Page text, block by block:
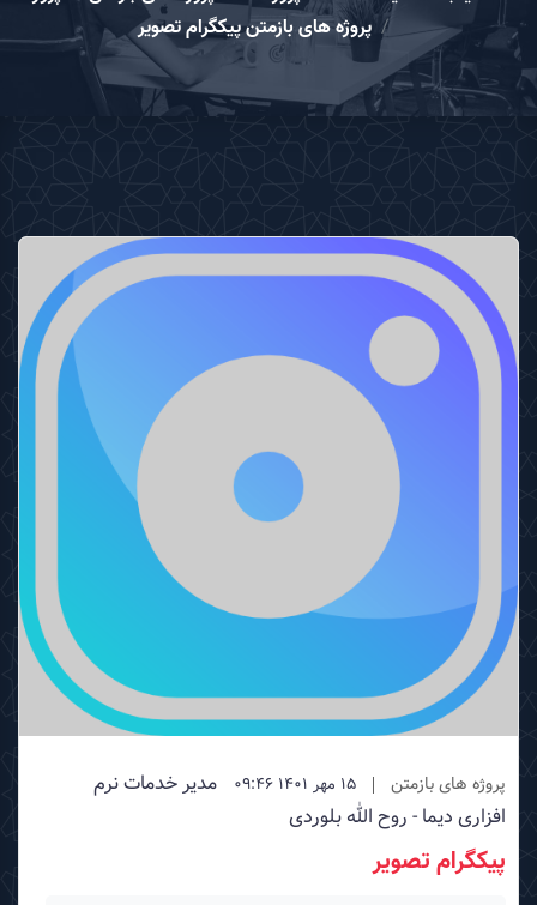
پروژه های بازمتن پیکگرام تصویر
پروژه های بازمتن 15 مهر 1401 09:46
مدیر خدمات نرم
افزاری دیما - روح الله بلوردی
پیکگرام تصویر